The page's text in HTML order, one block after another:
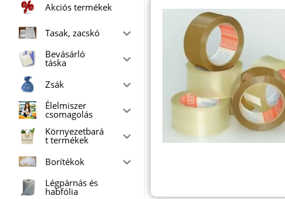
Akciós termékek
Tasak, zacskó
Bevásárló
táska
Zsák
Élelmiszer
csomagolás
Környezetbará
t termékek
Borítékok
Légpárnás és
habfólia